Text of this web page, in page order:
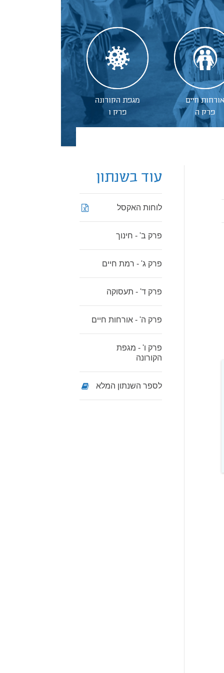
אורחות חיים
פרק ה
מגפת הקורונה
פרק ו
עוד בשנתון
לוחות האקסל
פרק ב' - חינוך
פרק ג' - רמת חיים
פרק ד' - תעסוקה
פרק ה' - אורחות חיים
פרק ו' - מגפת
הקורונה
לספר השנתון המלא